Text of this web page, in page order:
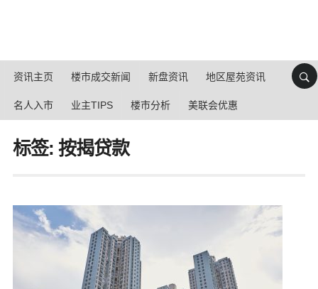
资讯主页 楼市成交新闻 新盘资讯 地区屋苑资讯
名人入市 业主TIPS 楼市分析 美联会优惠
标签: 按揭贷款